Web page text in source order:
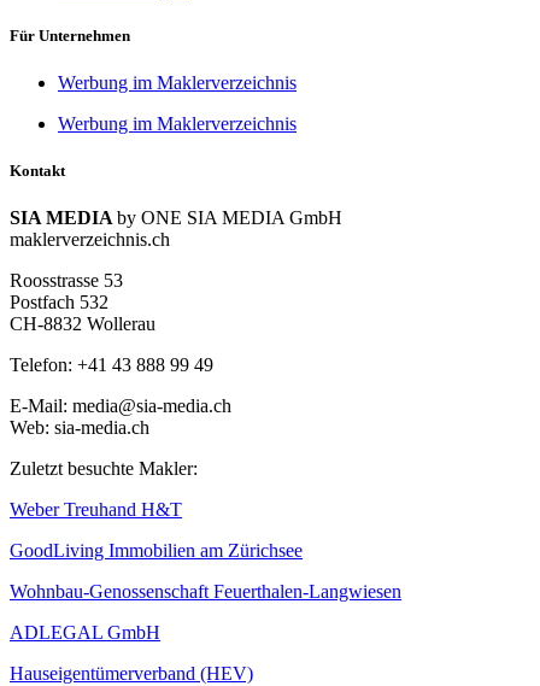
Für Unternehmen
Werbung im Maklerverzeichnis
Werbung im Maklerverzeichnis
Kontakt
SIA MEDIA by ONE SIA MEDIA GmbH
maklerverzeichnis.ch
Roosstrasse 53
Postfach 532
CH-8832 Wollerau
Telefon: +41 43 888 99 49
E-Mail: media@sia-media.ch
Web: sia-media.ch
Zuletzt besuchte Makler:
Weber Treuhand H&T
GoodLiving Immobilien am Zürichsee
Wohnbau-Genossenschaft Feuerthalen-Langwiesen
ADLEGAL GmbH
Hauseigentümerverband (HEV)